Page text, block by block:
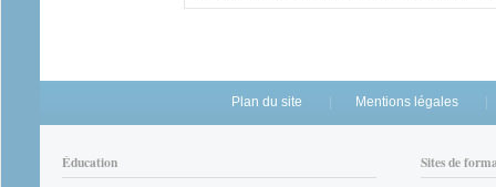
Plan du site Mentions légales
Éducation Sites de